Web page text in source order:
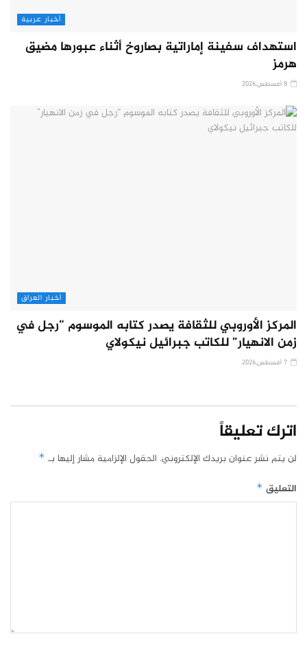
أخبار عربية
استهداف سفينة إماراتية بصاروخ أثناء عبورها مضيق
هرمز
أخبار العراق
المركز الأوروبي للثقافة يصدر كتابه الموسوم “رجل في
زمن الانهيار” للكاتب جبرائيل نيكولاي
اترك تعليقاً
لن يتم نشر عنوان بريدك الإلكتروني. الحقول الإلزامية مشار إليها بـ *
التعليق *